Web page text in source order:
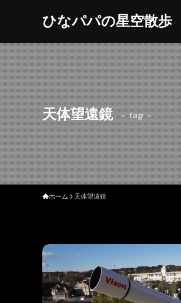
ひなパパの星空散歩
天体望遠鏡 – tag –
ホーム 天体望遠鏡